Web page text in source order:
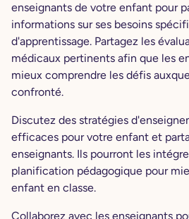
enseignants de votre enfant pour
informations sur ses besoins
d'apprentissage. Partagez les
médicaux pertinents afin que les
mieux comprendre les défis
confronté.
Discutez des stratégies
efficaces pour votre enfant et
enseignants. Ils pourront les
planification pédagogique pour
enfant en classe.
Collaborez avec les enseignants